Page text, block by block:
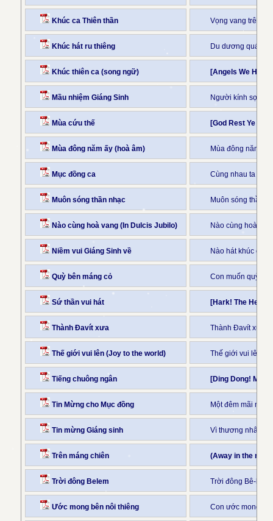
Khúc ca Thiên thần Vọng vang trên
Khúc hát ru thiêng Du dương quá
Khúc thiên ca (song ngữ) [Angels We Have
Mầu nhiệm Giáng Sinh Người kính sợ
Mùa cứu thế [God Rest Ye
Mùa đông năm ấy (hoà âm) Mùa đông năm
Mục đồng ca Cùng nhau ta đi
Muôn sóng thần nhạc Muôn sóng thần
Nào cùng hoà vang (In Dulcis Jubilo) Nào cùng hoà
Niềm vui Giáng Sinh về Nào hát khúc ca
Quỳ bên máng cỏ Con muốn quỳ
Sứ thần vui hát [Hark! The
Thành Đavít xưa Thành Đavít xưa
Thế giới vui lên (Joy to the world) Thế giới vui lên,
Tiếng chuông ngân [Ding Dong!
Tin Mừng cho Mục đồng Một đêm mãi
Tin mừng Giáng sinh Vì thương nhân
Trên máng chiên (Away in the
Trời đông Belem Trời đông Bê-lem
Ước mong bên nôi thiêng Con ước mong